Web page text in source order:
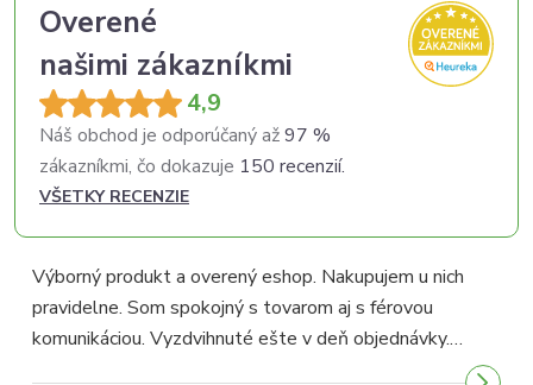
Overené
našimi zákazníkmi
4,9
Náš obchod je odporúčaný až97 %
zákazníkmi, čo dokazuje 150 recenzií.
VŠETKY RECENZIE
Výborný produkt a overený eshop. Nakupujem u nich
pravidelne. Som spokojný s tovarom aj s férovou
komunikáciou. Vyzdvihnuté ešte v deň objednávky.